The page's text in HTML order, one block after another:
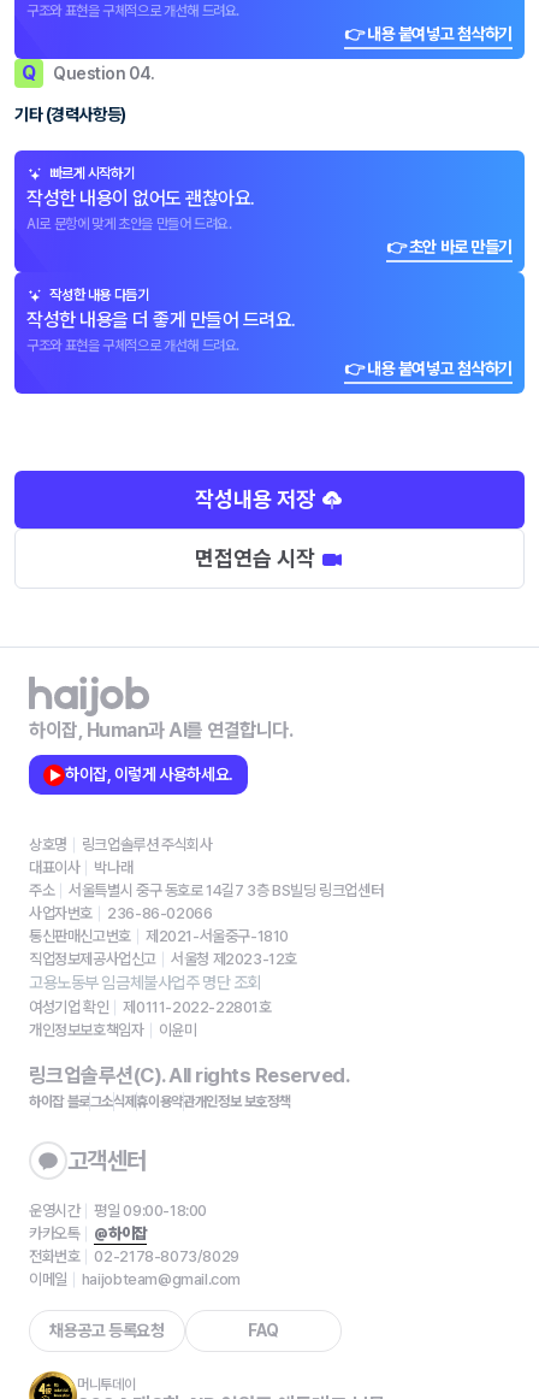
구조와 표현을 구체적으로 개선해 드려요.
👉 내용 붙여넣고 첨삭하기
Q Question 04.
기타 (경력사항등)
빠르게 시작하기
작성한 내용이 없어도 괜찮아요.
AI로 문항에 맞게 초안을 만들어 드려요.
👉 초안 바로 만들기
작성한 내용 다듬기
작성한 내용을 더 좋게 만들어 드려요.
구조와 표현을 구체적으로 개선해 드려요.
👉 내용 붙여넣고 첨삭하기
작성내용 저장
면접연습 시작
하이잡, Human과 AI를 연결합니다.
하이잡, 이렇게 사용하세요.
상호명
링크업솔루션 주식회사
대표이사
박나래
주소
서울특별시 중구 동호로 14길7 3층 BS빌딩 링크업센터
사업자번호
236-86-02066
통신판매신고번호
제2021-서울중구-1810
직업정보제공사업신고
서울청 제2023-12호
고용노동부 임금체불사업주 명단 조회
여성기업 확인
제0111-2022-22801호
개인정보보호책임자
이윤미
링크업솔루션(C). All rights Reserved.
하이잡 블로그소식제휴이용약관개인정보 보호정책
고객센터
운영시간
평일 09:00-18:00
카카오톡
@하이잡
전화번호
02-2178-8073/8029
이메일
haijobteam@gmail.com
채용공고 등록요청 FAQ
머니투데이